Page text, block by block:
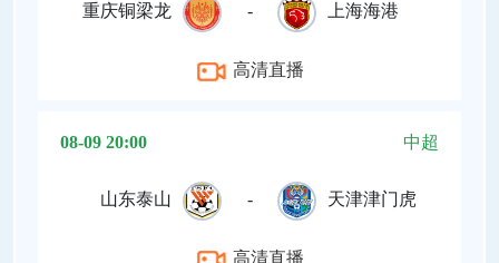
重庆铜梁龙 - 上海海港
高清直播
08-09 20:00 中超
山东泰山 - 天津津门虎
高清直播